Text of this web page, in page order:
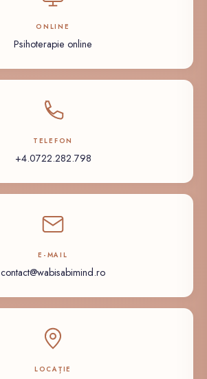
ONLINE
Psihoterapie online
TELEFON
+4.0722.282.798
E-MAIL
contact@wabisabimind.ro
LOCAȚIE